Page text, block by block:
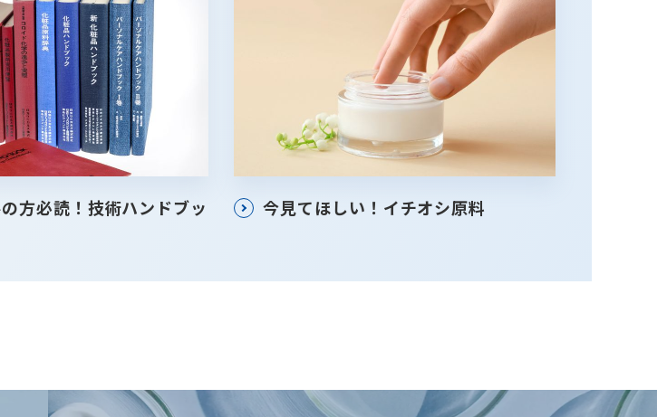
方必読！技術ハンドブッ
今見てほしい！イチオシ原料